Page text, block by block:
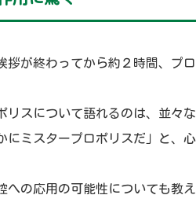
が終わってから約２時間、プ
スについて語れるのは、並々な
ミスタープロポリスだ」と、
の応用の可能性についても教え